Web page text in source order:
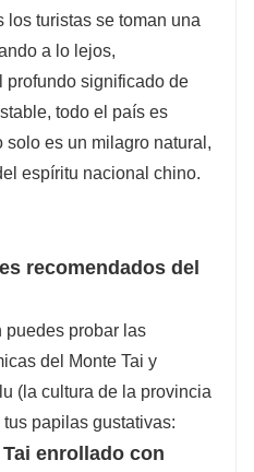
los turistas se toman una
a lo lejos,
profundo significado de
todo el país es
es un milagro natural,
espíritu nacional chino.
recomendados del
puedes probar las
del Monte Tai y
(la cultura de la provincia
papilas gustativas:
enrollado con